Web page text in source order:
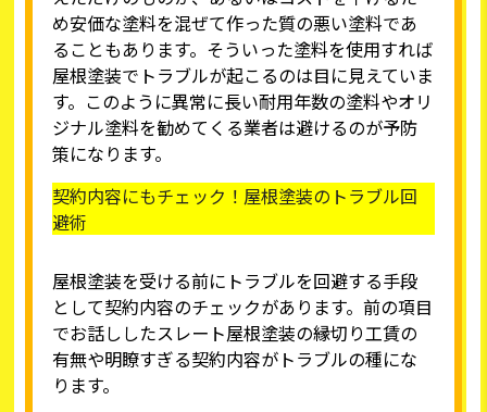
め安価な塗料を混ぜて作った質の悪い塗料であ
ることもあります。そういった塗料を使用すれば
屋根塗装でトラブルが起こるのは目に見えていま
す。このように異常に長い耐用年数の塗料やオリ
ジナル塗料を勧めてくる業者は避けるのが予防
策になります。
契約内容にもチェック！屋根塗装のトラブル回
避術
屋根塗装を受ける前にトラブルを回避する手段
として契約内容のチェックがあります。前の項目
でお話ししたスレート屋根塗装の縁切り工賃の
有無や明瞭すぎる契約内容がトラブルの種にな
ります。